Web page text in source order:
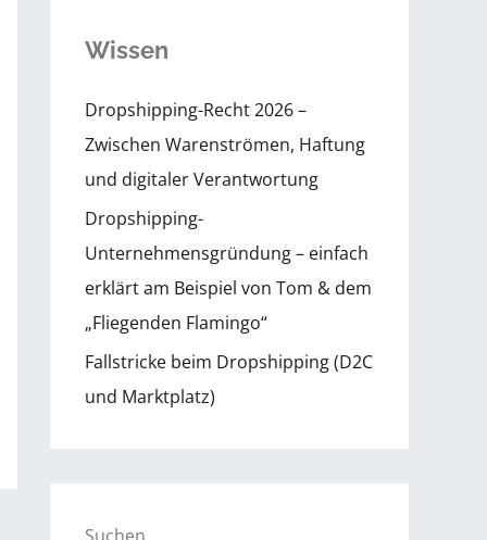
Wissen
Dropshipping-Recht 2026 –
Zwischen Warenströmen, Haftung
und digitaler Verantwortung
Dropshipping-
Unternehmensgründung – einfach
erklärt am Beispiel von Tom & dem
„Fliegenden Flamingo“
Fallstricke beim Dropshipping (D2C
und Marktplatz)